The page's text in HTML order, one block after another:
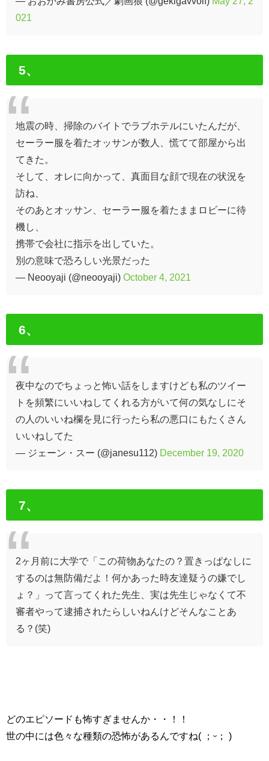
021
5、
地震の時、掃除のバイトでラブホテルにいたんだが、
セーラー服を着たオッサンが数人、慌てて部屋から出
てきた。
そして、オレに向かって、真面目な顔で現在の状況を
訪ね、
そのあとオッサン、セーラー服を着たままロビーに待
機し、
携帯で会社に指示を出していた。
別の意味で恐ろしい光景だった
— Neooyaji (@neooyaji) October 4, 2021
6、
夜中なのでちょっと怖い話をしますけども私のツイー
トを頻繁にいいねしてくれる方がいて何の気なしにそ
の人のいいね欄を見に行ったら私の悪口にもたくさん
いいねしてた
— ジェーン・スー (@janesu112) December 19, 2020
7、
2ヶ月前に大学で「この荷物あなたの？置きっぱなしに
するのは無防備だよ！何かあった時友達疑うの嫌でし
ょ？」って言ってくれた先生、実は先生じゃなくて不
審者やって逮捕されたらしいねんけどそんなことあ
る？(笑)
どのエピソードも怖すぎませんか・・！！
世の中には色々な種類の恐怖があるんですね( ；ᵕ； )